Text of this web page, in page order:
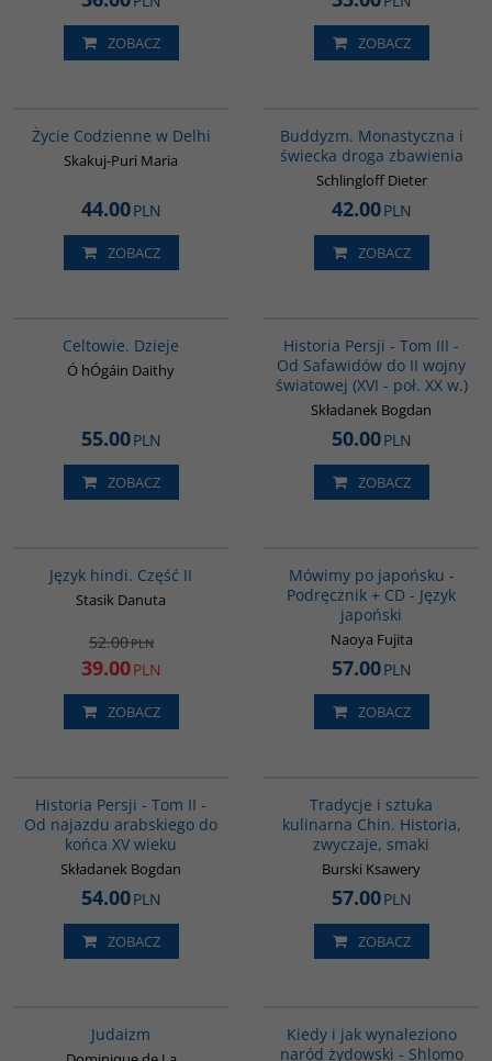
ZOBACZ ZOBACZ
Życie Codzienne w Delhi
Skakuj-Puri Maria
44.00PLN
ZOBACZ
Buddyzm. Monastyczna i
świecka droga zbawienia
Schlingloff Dieter
42.00PLN
ZOBACZ
Celtowie. Dzieje
Ó hÓgáin Daithy
55.00PLN
ZOBACZ
Historia Persji - Tom III -
Od Safawidów do II wojny
światowej (XVI - poł. XX w.)
Składanek Bogdan
50.00PLN
ZOBACZ
Język hindi. Część II
Stasik Danuta
52.00PLN
39.00PLN
ZOBACZ
Mówimy po japońsku -
Podręcznik + CD - Język
japoński
Naoya Fujita
57.00PLN
ZOBACZ
Historia Persji - Tom II -
Od najazdu arabskiego do
końca XV wieku
Składanek Bogdan
54.00PLN
ZOBACZ
Tradycje i sztuka
kulinarna Chin. Historia,
zwyczaje, smaki
Burski Ksawery
57.00PLN
ZOBACZ
Judaizm
Kiedy i jak wynaleziono
naród żydowski - Shlomo